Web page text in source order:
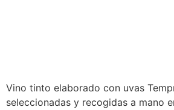
Vino tinto elaborado con uvas
seleccionadas y recogidas a mano